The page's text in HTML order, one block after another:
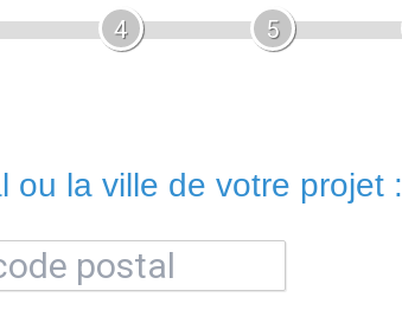
4 5
ou la ville de votre projet :